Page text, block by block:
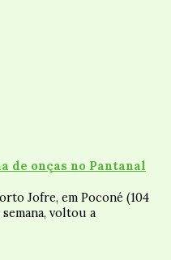
de onças no Pantanal
Jofre, em Poconé (104
voltou a